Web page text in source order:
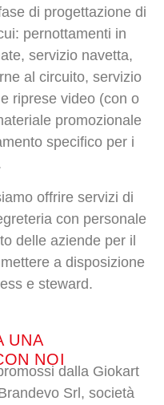
di progettazione di
pernottamenti in
servizio navetta,
al circuito, servizio
riprese video (con o
promozionale
specifico per i
offrire servizi di
con personale
delle aziende per il
a disposizione
e steward.
UNA
NOI
dalla Giokart
Srl, società